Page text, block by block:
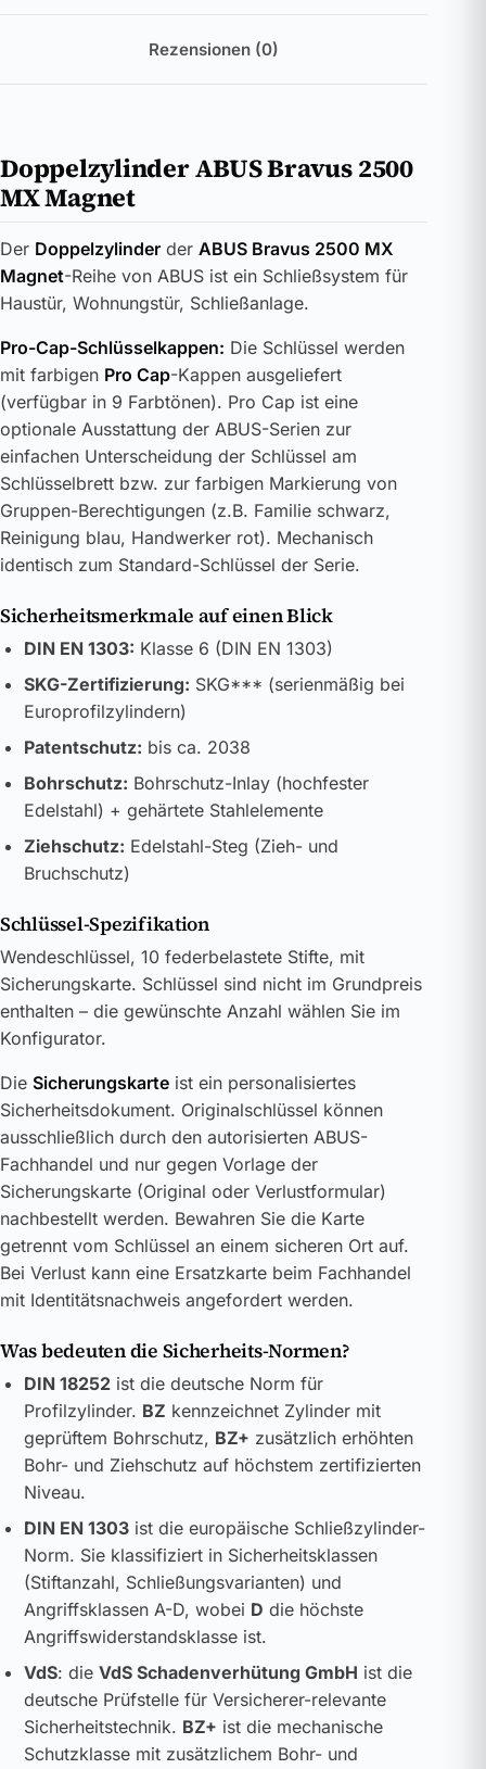
Rezensionen (0)
Doppelzylinder ABUS Bravus 2500
MX Magnet
Der Doppelzylinder der ABUS Bravus 2500 MX
Magnet-Reihe von ABUS ist ein Schließsystem für
Haustür, Wohnungstür, Schließanlage.
Pro-Cap-Schlüsselkappen: Die Schlüssel werden
mit farbigen Pro Cap-Kappen ausgeliefert
(verfügbar in 9 Farbtönen). Pro Cap ist eine
optionale Ausstattung der ABUS-Serien zur
einfachen Unterscheidung der Schlüssel am
Schlüsselbrett bzw. zur farbigen Markierung von
Gruppen-Berechtigungen (z.B. Familie schwarz,
Reinigung blau, Handwerker rot). Mechanisch
identisch zum Standard-Schlüssel der Serie.
Sicherheitsmerkmale auf einen Blick
DIN EN 1303: Klasse 6 (DIN EN 1303)
SKG-Zertifizierung: SKG*** (serienmäßig bei
Europrofilzylindern)
Patentschutz: bis ca. 2038
Bohrschutz: Bohrschutz-Inlay (hochfester
Edelstahl) + gehärtete Stahlelemente
Ziehschutz: Edelstahl-Steg (Zieh- und
Bruchschutz)
Schlüssel-Spezifikation
Wendeschlüssel, 10 federbelastete Stifte, mit
Sicherungskarte. Schlüssel sind nicht im Grundpreis
enthalten – die gewünschte Anzahl wählen Sie im
Konfigurator.
Die Sicherungskarte ist ein personalisiertes
Sicherheitsdokument. Originalschlüssel können
ausschließlich durch den autorisierten ABUS-
Fachhandel und nur gegen Vorlage der
Sicherungskarte (Original oder Verlustformular)
nachbestellt werden. Bewahren Sie die Karte
getrennt vom Schlüssel an einem sicheren Ort auf.
Bei Verlust kann eine Ersatzkarte beim Fachhandel
mit Identitätsnachweis angefordert werden.
Was bedeuten die Sicherheits-Normen?
DIN 18252ist die deutsche Norm für
Profilzylinder. BZ kennzeichnet Zylinder mit
geprüftem Bohrschutz, BZ+ zusätzlich erhöhten
Bohr- und Ziehschutz auf höchstem zertifizierten
Niveau.
DIN EN 1303ist die europäische Schließzylinder-
Norm. Sie klassifiziert in Sicherheitsklassen
(Stiftanzahl, Schließungsvarianten) und
Angriffsklassen A-D, wobei D die höchste
Angriffswiderstandsklasse ist.
VdS: die VdS Schadenverhütung GmbH ist die
deutsche Prüfstelle für Versicherer-relevante
Sicherheitstechnik. BZ+ ist die mechanische
Schutzklasse mit zusätzlichem Bohr- und